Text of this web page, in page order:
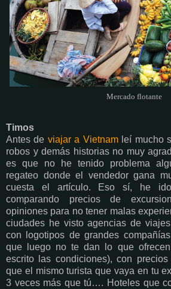
Mercado flotante
Timos
Antes de viajar a Vietnamleí mucho
robos y demás historias no muy
es que no he tenido problema
regateo donde el vendedor gana
cuesta el artículo. Eso sí, he ido
comparando precios de
opiniones para no tener malas
ciudades he visto agencias de
con logotipos de grandes
que luego no te dan lo que
escrito las condiciones), con
que el mismo turista que vaya en tu
3 veces más que tú…. Hoteles que